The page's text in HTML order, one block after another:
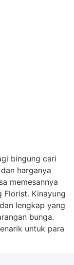
bingung cari
harganya
memesannya
Florist. Kinayung
lengkap yang
bunga.
untuk para